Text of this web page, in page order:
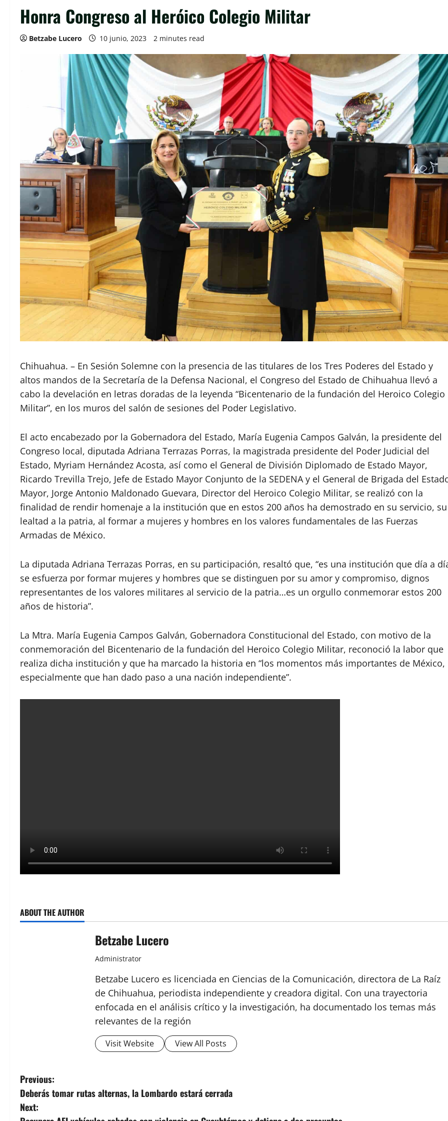
Honra Congreso al Heróico Colegio Militar
Betzabe Lucero 10 junio, 2023 2 minutes read
Chihuahua. – En Sesión Solemne con la presencia de las titulares de los Tres Poderes del Estado y
altos mandos de la Secretaría de la Defensa Nacional, el Congreso del Estado de Chihuahua llevó a
cabo la develación en letras doradas de la leyenda “Bicentenario de la fundación del Heroico Colegio
Militar”, en los muros del salón de sesiones del Poder Legislativo.
El acto encabezado por la Gobernadora del Estado, María Eugenia Campos Galván, la presidente del
Congreso local, diputada Adriana Terrazas Porras, la magistrada presidente del Poder Judicial del
Estado, Myriam Hernández Acosta, así como el General de División Diplomado de Estado Mayor,
Ricardo Trevilla Trejo, Jefe de Estado Mayor Conjunto de la SEDENA y el General de Brigada del
Mayor, Jorge Antonio Maldonado Guevara, Director del Heroico Colegio Militar, se realizó con la
finalidad de rendir homenaje a la institución que en estos 200 años ha demostrado en su servicio, su
lealtad a la patria, al formar a mujeres y hombres en los valores fundamentales de las Fuerzas
Armadas de México.
La diputada Adriana Terrazas Porras, en su participación, resaltó que, “es una institución que día a
se esfuerza por formar mujeres y hombres que se distinguen por su amor y compromiso, dignos
representantes de los valores militares al servicio de la patria…es un orgullo conmemorar estos 200
años de historia”.
La Mtra. María Eugenia Campos Galván, Gobernadora Constitucional del Estado, con motivo de la
conmemoración del Bicentenario de la fundación del Heroico Colegio Militar, reconoció la labor que
realiza dicha institución y que ha marcado la historia en “los momentos más importantes de México,
especialmente que han dado paso a una nación independiente”.
ABOUT THE AUTHOR
Betzabe Lucero
Administrator
Betzabe Lucero es licenciada en Ciencias de la Comunicación, directora de La Raíz
de Chihuahua, periodista independiente y creadora digital. Con una trayectoria
enfocada en el análisis crítico y la investigación, ha documentado los temas más
relevantes de la región
Visit Website View All Posts
P
o
Previous:
Deberás tomar rutas alternas, la Lombardo estará cerrada
Next: